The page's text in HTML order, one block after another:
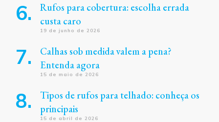
Rufos para cobertura: escolha errada
custa caro
19 de junho de 2026
Calhas sob medida valem a pena?
Entenda agora
15 de maio de 2026
Tipos de rufos para telhado: conheça os
principais
15 de abril de 2026